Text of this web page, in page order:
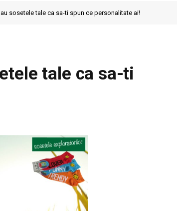
sosetele tale ca sa-ti spun ce personalitate ai!
tale ca sa-ti